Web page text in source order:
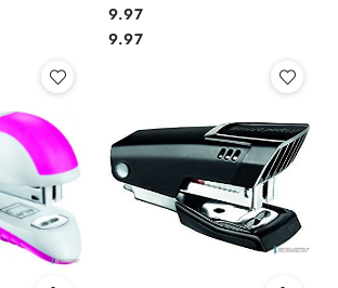
Cena:
9.97
Cena:
9.97